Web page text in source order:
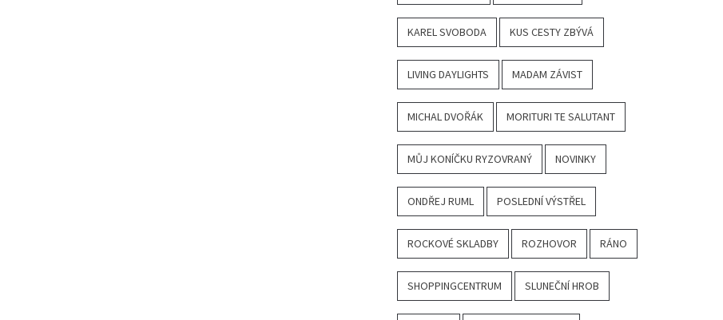
KAREL SVOBODA KUS CESTY ZBÝVÁ
LIVING DAYLIGHTS MADAM ZÁVIST
MICHAL DVOŘÁK MORITURI TE SALUTANT
MŮJ KONÍČKU RYZOVRANÝ NOVINKY
ONDŘEJ RUML POSLEDNÍ VÝSTŘEL
ROCKOVÉ SKLADBY ROZHOVOR RÁNO
SHOPPINGCENTRUM SLUNEČNÍ HROB